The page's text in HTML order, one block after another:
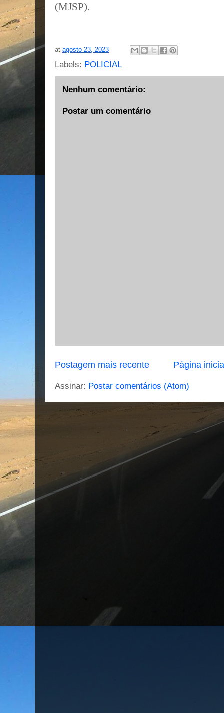
(MJSP).
at agosto 23, 2023
Labels: POLICIAL
Nenhum comentário:
Postar um comentário
Postagem mais recente Página
Assinar: Postar comentários (Atom)